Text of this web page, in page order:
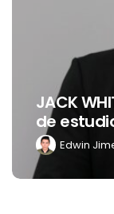
JACK
de
Edwin